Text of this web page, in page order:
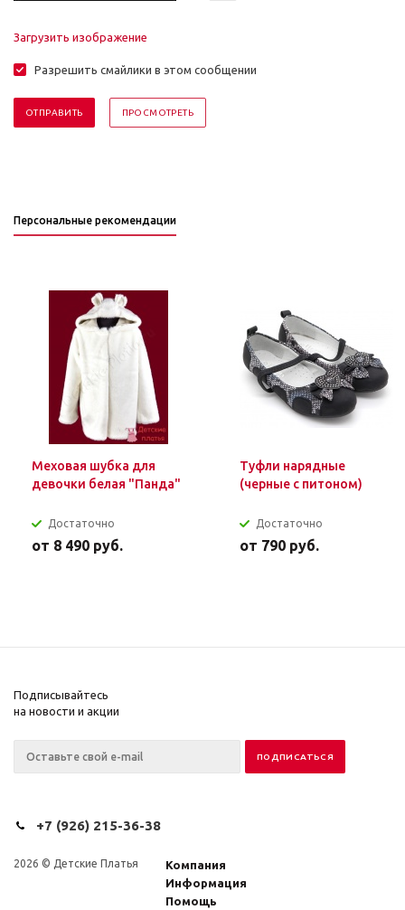
Загрузить изображение
Разрешить смайлики в этом сообщении
Персональные рекомендации
Меховая шубка для
девочки белая "Панда"
Достаточно
от 8 490 руб.
Туфли нарядные
(черные с питоном)
Достаточно
от 790 руб.
Подписывайтесь
на новости и акции
+7 (926) 215-36-38
2026 © Детские Платья
Компания
Информация
Помощь